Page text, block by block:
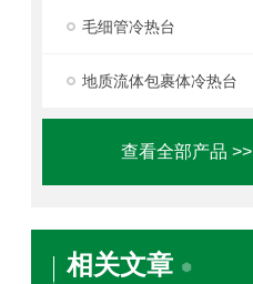
毛细管冷热台
地质流体包裹体冷热台
查看全部产品 >>
相关文章